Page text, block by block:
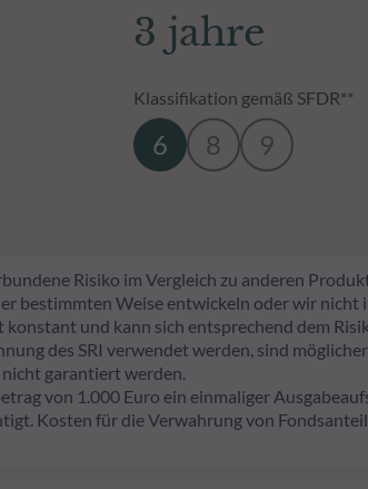
3 jahre
Klassifikation gemäß SFDR**
6 8 9
Risiko im Vergleich zu anderen
bestimmten Weise entwickeln oder wir nicht
und kann sich entsprechend dem
des SRI verwendet werden, sind
garantiert werden.
von 1.000 Euro ein einmaliger
Kosten für die Verwahrung von